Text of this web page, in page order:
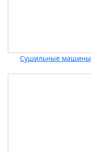
Сушильные машины